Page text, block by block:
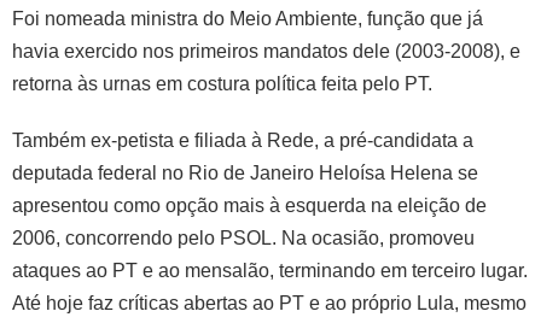
Foi nomeada ministra do Meio Ambiente, função que já
havia exercido nos primeiros mandatos dele (2003-2008), e
retorna às urnas em costura política feita pelo PT.
Também ex-petista e filiada à Rede, a pré-candidata a
deputada federal no Rio de Janeiro Heloísa Helena se
apresentou como opção mais à esquerda na eleição de
2006, concorrendo pelo PSOL. Na ocasião, promoveu
ataques ao PT e ao mensalão, terminando em terceiro lugar.
Até hoje faz críticas abertas ao PT e ao próprio Lula, mesmo